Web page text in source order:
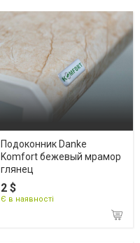
Подоконник Danke
Komfort бежевый мрамор
глянец
2 $
Є в наявності